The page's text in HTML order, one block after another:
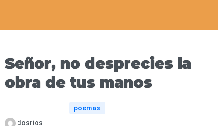
Señor, no desprecies la
obra de tus manos
dosrios
poemas